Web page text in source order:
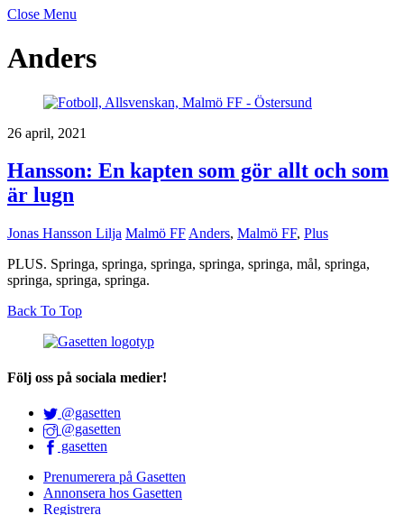
Close Menu
Anders
26 april, 2021
Hansson: En kapten som gör allt och som
är lugn
Jonas Hansson Lilja Malmö FF Anders, Malmö FF, Plus
PLUS. Springa, springa, springa, springa, springa, mål, springa,
springa, springa, springa.
Back To Top
Följ oss på sociala medier!
@gasetten
@gasetten
gasetten
Prenumerera på Gasetten
Annonsera hos Gasetten
Registrera